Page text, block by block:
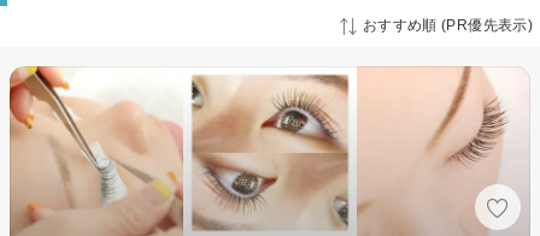
おすすめ順 (PR優先表示)